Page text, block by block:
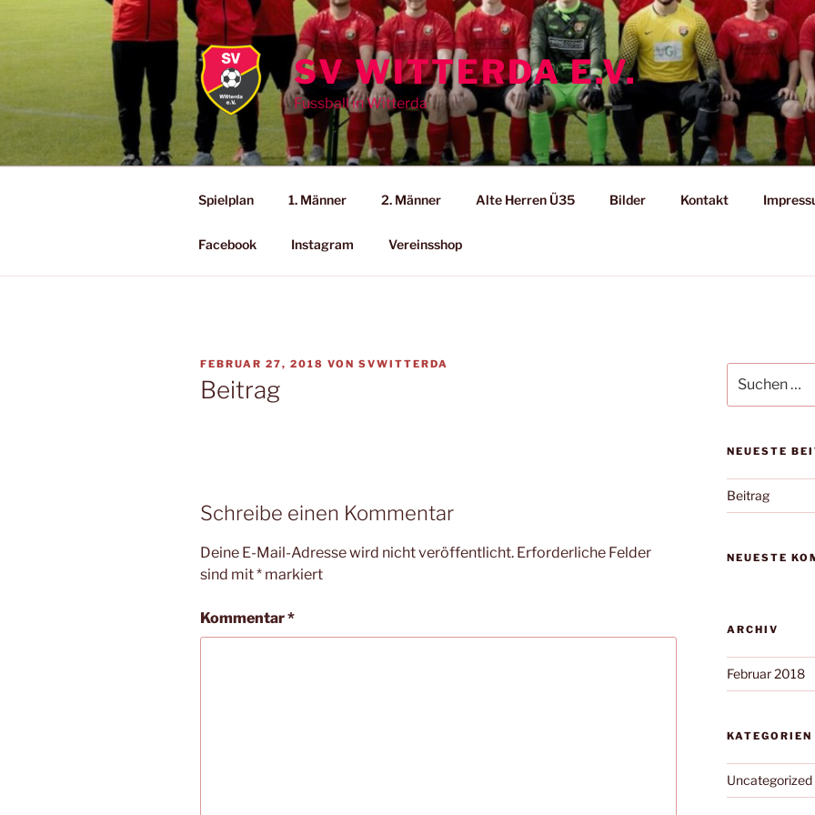
springen
SV WITTERDA E.V.
Fussball in Witterda
Spielplan 1. Männer 2. Männer Alte Herren Ü35 Bilder Kontakt
Facebook Instagram Vereinsshop
VERÖFFENTLICHT
AM
FEBRUAR 27, 2018 VON SVWITTERDA
Beitrag
Schreibe einen Kommentar
Deine E-Mail-Adresse wird nicht veröffentlicht. Erforderliche Felder
sind mit* markiert
Kommentar*
nach:
NEUESTE
Beitrag
NEUESTE
ARCHIV
Februar 2018
KATEGORIEN
Uncategorized